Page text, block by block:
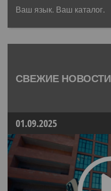
Ваш язык. Ваш каталог.
СВЕЖИЕ НОВОСТИ
01.09.2025